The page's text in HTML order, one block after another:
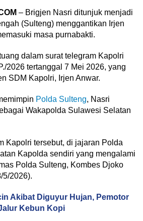
– Brigjen Nasri ditunjuk menjadi
(Sulteng) menggantikan Irjen
masa purnabakti.
dalam surat telegram Kapolri
2026 tertanggal 7 Mei 2026, yang
SDM Kapolri, Irjen Anwar.
Polda Sulteng, Nasri
Wakapolda Sulawesi Selatan
Kapolri tersebut, di jajaran Polda
Kapolda sendiri yang mengalami
Polda Sulteng, Kombes Djoko
5/2026).
Akibat Diguyur Hujan, Pemotor
Kebun Kopi